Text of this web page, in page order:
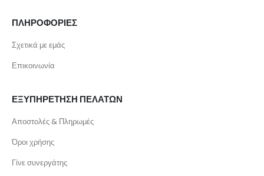
ΠΛΗΡΟΦΟΡΙΕΣ
Σχετικά με εμάς
Επικοινωνία
ΕΞΥΠΗΡΕΤΗΣΗ ΠΕΛΑΤΩΝ
Αποστολές & Πληρωμές
Όροι χρήσης
Γίνε συνεργάτης